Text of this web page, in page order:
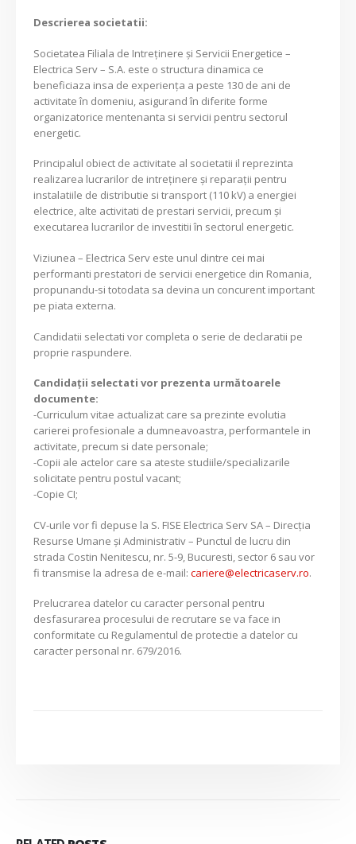
Descrierea societatii:
Societatea Filiala de Intreţinere şi Servicii Energetice –
Electrica Serv – S.A. este o structura dinamica ce
beneficiaza insa de experienţa a peste 130 de ani de
activitate în domeniu, asigurand în diferite forme
organizatorice mentenanta si servicii pentru sectorul
energetic.
Principalul obiect de activitate al societatii il reprezinta
realizarea lucrarilor de intreținere și reparații pentru
instalatiile de distributie si transport (110 kV) a energiei
electrice, alte activitati de prestari servicii, precum și
executarea lucrarilor de investitii în sectorul energetic.
Viziunea – Electrica Serv este unul dintre cei mai
performanti prestatori de servicii energetice din Romania,
propunandu-si totodata sa devina un concurent important
pe piata externa.
Candidatii selectati vor completa o serie de declaratii pe
proprie raspundere.
Candidaţii selectati vor prezenta următoarele
documente:
-Curriculum vitae actualizat care sa prezinte evolutia
carierei profesionale a dumneavoastra, performantele in
activitate, precum si date personale;
-Copii ale actelor care sa ateste studiile/specializarile
solicitate pentru postul vacant;
-Copie CI;
CV-urile vor fi depuse la S. FISE Electrica Serv SA – Direcția
Resurse Umane și Administrativ – Punctul de lucru din
strada Costin Nenitescu, nr. 5-9, Bucuresti, sector 6 sau vor
fi transmise la adresa de e-mail:cariere@electricaserv.ro.
Prelucrarea datelor cu caracter personal pentru
desfasurarea procesului de recrutare se va face in
conformitate cu Regulamentul de protectie a datelor cu
caracter personal nr. 679/2016.